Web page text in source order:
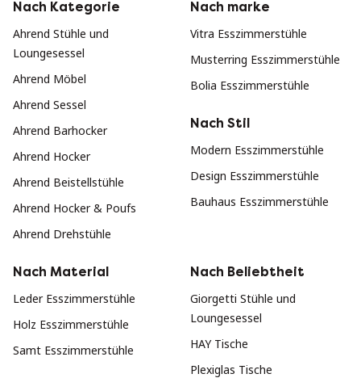
Nach Kategorie
Ahrend Stühle und
Loungesessel
Ahrend Möbel
Ahrend Sessel
Ahrend Barhocker
Ahrend Hocker
Ahrend Beistellstühle
Ahrend Hocker & Poufs
Ahrend Drehstühle
Nach marke
Vitra Esszimmerstühle
Musterring Esszimmerstühle
Bolia Esszimmerstühle
Nach Stil
Modern Esszimmerstühle
Design Esszimmerstühle
Bauhaus Esszimmerstühle
Nach Material
Leder Esszimmerstühle
Holz Esszimmerstühle
Samt Esszimmerstühle
Nach Beliebtheit
Giorgetti Stühle und
Loungesessel
HAY Tische
Plexiglas Tische